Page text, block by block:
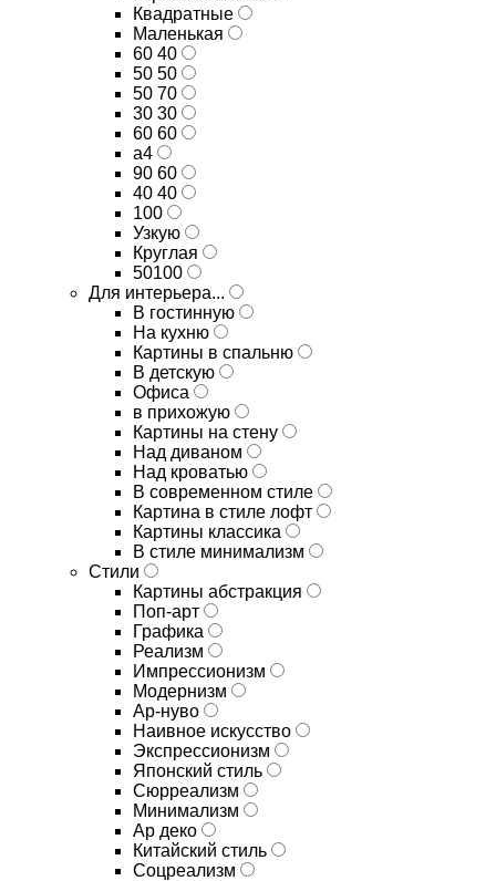
Квадратные
Маленькая
60 40
50 50
50 70
30 30
60 60
а4
90 60
40 40
100
Узкую
Круглая
50100
Для интерьера...
В гостинную
На кухню
Картины в спальню
В детскую
Офиса
в прихожую
Картины на стену
Над диваном
Над кроватью
В современном стиле
Картина в стиле лофт
Картины классика
В стиле минимализм
Стили
Картины абстракция
Поп-арт
Графика
Реализм
Импрессионизм
Модернизм
Ар-нуво
Наивное искусство
Экспрессионизм
Японский стиль
Сюрреализм
Минимализм
Ар деко
Китайский стиль
Соцреализм